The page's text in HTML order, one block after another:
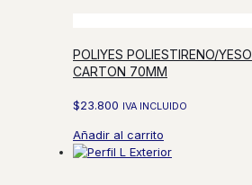
POLIYES POLIESTIRENO/YESO
CARTON 70MM
$23.800 IVA INCLUIDO
Añadir al carrito